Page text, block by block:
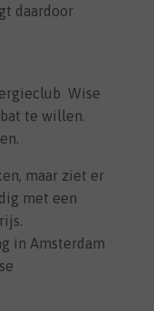
daardoor
Wise
te willen.
maar ziet er
met een
in Amsterdam